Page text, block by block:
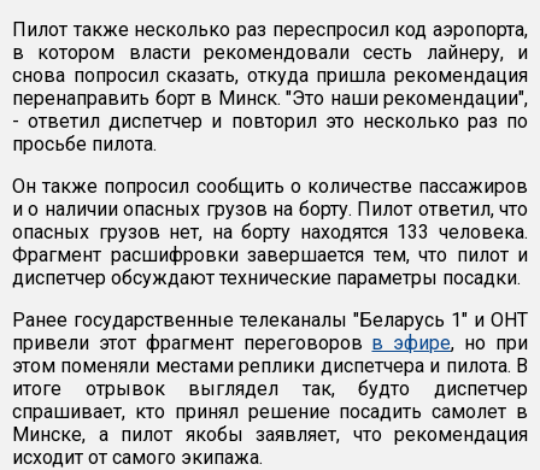
Пилот также несколько раз переспросил код аэропорта,
в котором власти рекомендовали сесть лайнеру, и
снова попросил сказать, откуда пришла рекомендация
перенаправить борт в Минск. "Это наши рекомендации",
- ответил диспетчер и повторил это несколько раз по
просьбе пилота.
Он также попросил сообщить о количестве пассажиров
и о наличии опасных грузов на борту. Пилот ответил, что
опасных грузов нет, на борту находятся 133 человека.
Фрагмент расшифровки завершается тем, что пилот и
диспетчер обсуждают технические параметры посадки.
Ранее государственные телеканалы "Беларусь 1" и ОНТ
привели этот фрагмент переговоров в эфире, но при
этом поменяли местами реплики диспетчера и пилота. В
итоге отрывок выглядел так, будто диспетчер
спрашивает, кто принял решение посадить самолет в
Минске, а пилот якобы заявляет, что рекомендация
исходит от самого экипажа.